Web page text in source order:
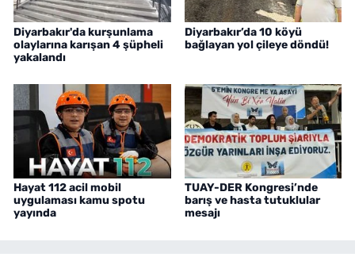
Diyarbakır'da kurşunlama
olaylarına karışan 4 şüpheli
yakalandı
Diyarbakır’da 10 köyü
bağlayan yol çileye döndü!
Hayat 112 acil mobil
uygulaması kamu spotu
yayında
TUAY-DER Kongresi’nde
barış ve hasta tutuklular
mesajı